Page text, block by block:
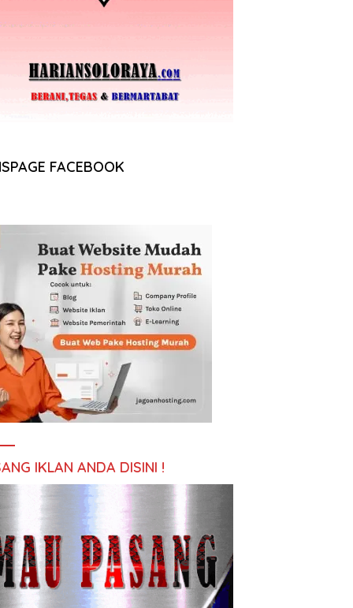
FACEBOOK
IKLAN ANDA DISINI !